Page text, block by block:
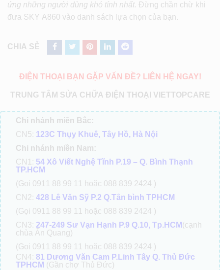
ứng những người dùng khó tính nhất. Đừng chần chừ khi
đưa SKY A860 vào danh sách lựa chọn của bạn.
CHIA SẺ
ĐIỆN THOẠI BẠN GẶP VẤN ĐỀ? LIÊN HỆ NGAY!
TRUNG TÂM SỬA CHỮA ĐIỆN THOẠI VIETTOPCARE
Chi nhánh miền Bắc:
CN5: 123C Thụy Khuê, Tây Hồ, Hà Nội
Chi nhánh miền Nam:
CN1: 54 Xô Viết Nghệ Tĩnh P.19 – Q. Bình Thạnh
TP.HCM
(Gọi 0911 88 99 11 hoặc 088 839 2424 )
CN2: 428 Lê Văn Sỹ P.2 Q.Tân bình TPHCM
(Gọi 0911 88 99 11 hoặc 088 839 2424 )
CN3: 247-249 Sư Vạn Hạnh P.9 Q.10, Tp.HCM (cạnh
chùa Ấn Quang)
(Gọi 0911 88 99 11 hoặc 088 839 2424 )
CN4: 81 Dương Văn Cam P.Linh Tây Q. Thủ Đức
TPHCM (Gần chợ Thủ Đức)